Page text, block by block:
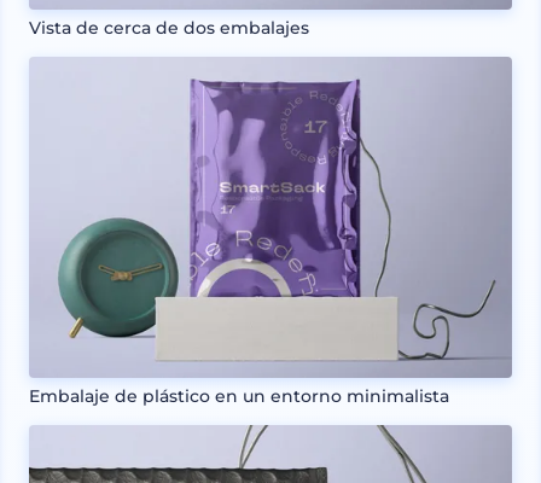
Vista de cerca de dos embalajes
Embalaje de plástico en un entorno minimalista